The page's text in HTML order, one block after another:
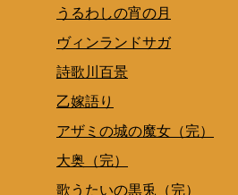
うるわしの宵の月
ヴィンランドサガ
詩歌川百景
乙嫁語り
アザミの城の魔女（完）
大奥（完）
歌うたいの黒兎（完）